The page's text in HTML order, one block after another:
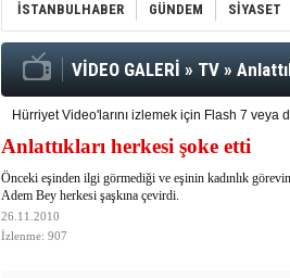
İSTANBULHABER GÜNDEM SİYASET
VİDEO GALERİ » TV »
Hürriyet Video'larını izlemek için Flash 7
Anlattıkları herkesi şoke etti
Önceki eşinden ilgi görmediği ve eşinin kadınlık
Adem Bey herkesi şaşkına çevirdi.
26.11.2010
İzlenme: 907